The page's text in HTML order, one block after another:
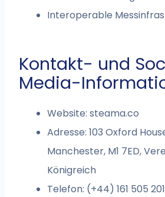
Interoperable
Kontakt- und
Media-
Website: steama.co
Adresse: 103 Oxford
Manchester, M1 7ED,
Königreich
Telefon: (+44) 161 505